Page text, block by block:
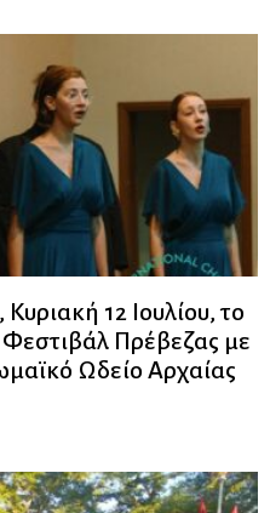
12 Ιουλίου, το
Πρέβεζας με
Ωδείο Αρχαίας